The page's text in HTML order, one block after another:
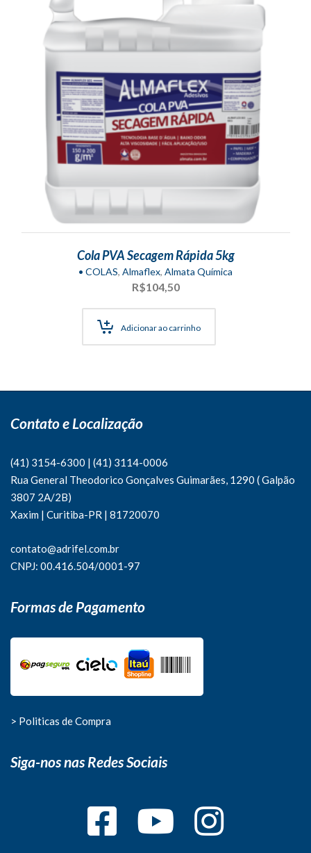
Cola PVA Secagem Rápida 5kg
• COLAS, Almaflex, Almata Química
R$104,50
Adicionar ao carrinho
Contato e Localização
(41) 3154-6300 | (41) 3114-0006
Rua General Theodorico Gonçalves Guimarães, 1290 ( Galpão
3807 2A/2B)
Xaxim | Curitiba-PR | 81720070
contato@adrifel.com.br
CNPJ: 00.416.504/0001-97
Formas de Pagamento
> Politicas de Compra
Siga-nos nas Redes Sociais